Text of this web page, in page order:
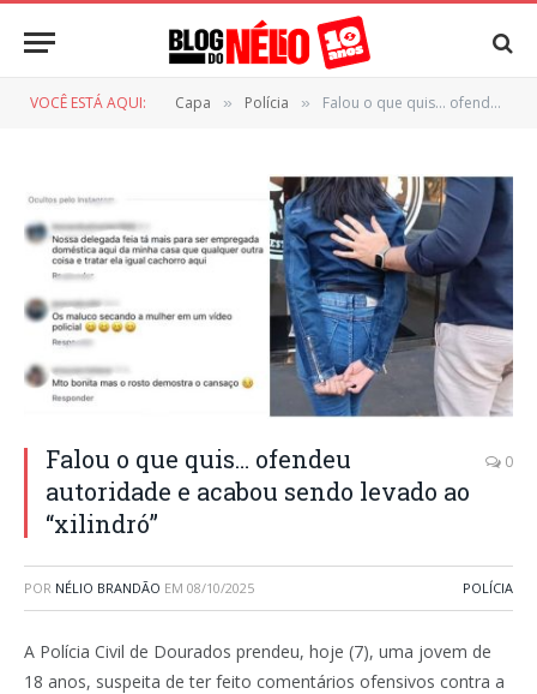
VOCÊ ESTÁ AQUI: Capa » Polícia » Falou o que quis… ofendeu autoridade e acabou sendo levado ao “xilindró”
Falou o que quis… ofendeu
autoridade e acabou sendo levado ao
“xilindró”
0
POR NÉLIO BRANDÃO EM 08/10/2025 POLÍCIA
A Polícia Civil de Dourados prendeu, hoje (7), uma jovem de
18 anos, suspeita de ter feito comentários ofensivos contra a